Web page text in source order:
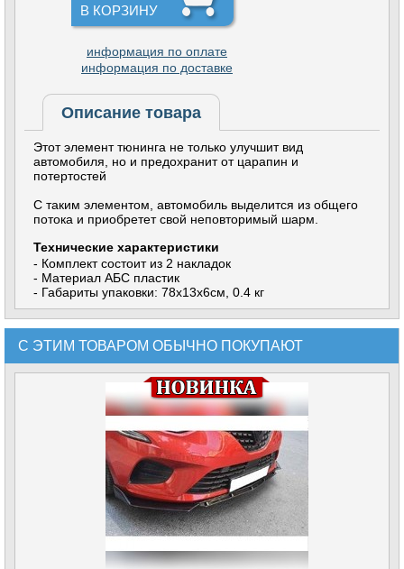
В КОРЗИНУ
информация по оплате
информация по доставке
Описание товара
Этот элемент тюнинга не только улучшит вид
автомобиля, но и предохранит от царапин и
потертостей
С таким элементом, автомобиль выделится из общего
потока и приобретет свой неповторимый шарм.
Технические характеристики
- Комплект состоит из 2 накладок
- Материал АБС пластик
- Габариты упаковки: 78х13х6см, 0.4 кг
С ЭТИМ ТОВАРОМ ОБЫЧНО ПОКУПАЮТ